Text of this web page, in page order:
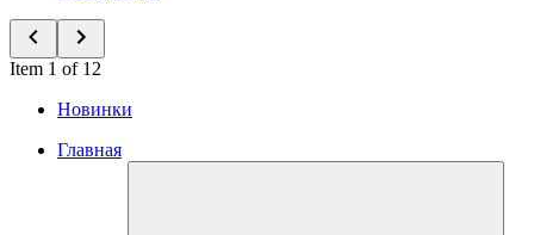
Item 1 of 12
Новинки
Главная